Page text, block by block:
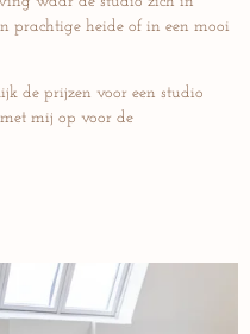
prachtige heide of in een mooi
de prijzen voor een studio
mij op voor de